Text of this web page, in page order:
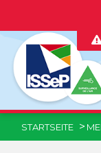
STARTSEITE